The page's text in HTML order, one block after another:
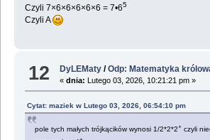
Czyli 7×6×6×6×6×6 = 7•65
Czyli A
12 DyLEMaty /Odp: Matematyka
«dnia: Lutego 03, 2026, 10:21:21 pm »
Cytat: maziek w Lutego 03, 2026, 06:54:10 pm
pole tych małych trójkącików wynosi 1/2*2*2+czyli